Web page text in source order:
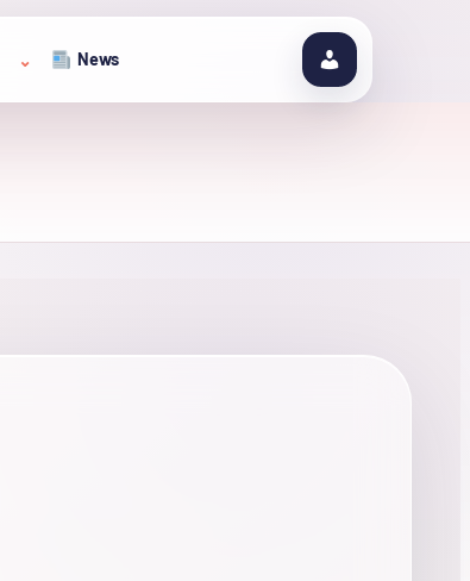
⌄ News